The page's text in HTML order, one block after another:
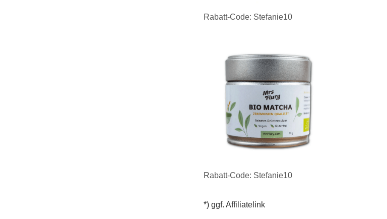
Rabatt-Code: Stefanie10
Rabatt-Code: Stefanie10
*) ggf. Affiliatelink